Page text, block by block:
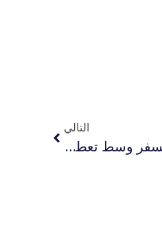
التالي
مخاوف من تهجير ناعم في غزة تحت غطاء تسهيلات السفر وسط تعطيل علاج آلاف المرضى